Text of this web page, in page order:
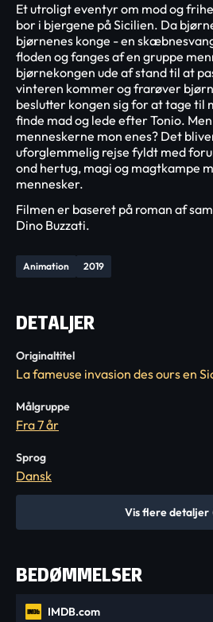
Animation 2019
Et utroligt eventyr om mod og
bor i bjergene på Sicilien. Da
bjørnenes konge - en
floden og fanges af en gruppe
bjørnekongen ude af stand til at
vinteren kommer og frarøver
beslutter kongen sig for at tage til
finde mad og lede efter Tonio.
menneskerne mon enes? Det
uforglemmelig rejse fyldt med
ond hertug, magi og magtkampe
mennesker.
Filmen er baseret på roman af
Dino Buzzati.
DETALJER
Originaltitel
La fameuse invasion des ours en
Målgruppe
Fra 7 år
Sprog
Dansk
Vis flere detaljer
BEDØMMELSER
IMDB.com